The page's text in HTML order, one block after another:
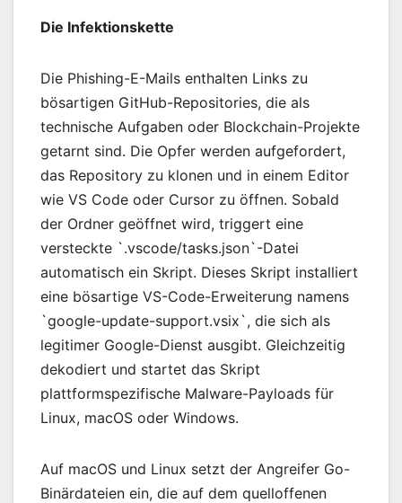
Die Infektionskette
Die Phishing-E-Mails enthalten Links zu
bösartigen GitHub-Repositories, die als
technische Aufgaben oder Blockchain-Projekte
getarnt sind. Die Opfer werden aufgefordert,
das Repository zu klonen und in einem Editor
wie VS Code oder Cursor zu öffnen. Sobald
der Ordner geöffnet wird, triggert eine
versteckte `.vscode/tasks.json`-Datei
automatisch ein Skript. Dieses Skript installiert
eine bösartige VS-Code-Erweiterung namens
`google-update-support.vsix`, die sich als
legitimer Google-Dienst ausgibt. Gleichzeitig
dekodiert und startet das Skript
plattformspezifische Malware-Payloads für
Linux, macOS oder Windows.
Auf macOS und Linux setzt der Angreifer Go-
Binärdateien ein, die auf dem quelloffenen